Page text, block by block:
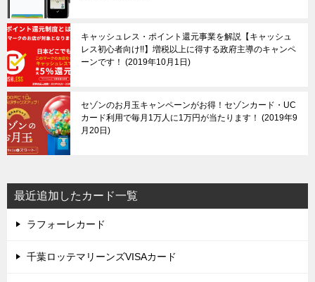
キャッシュレス・ポイント還元事業を解説【キャッシュ
レス初心者向け!!】増税以上に得する政府主導のキャンペ
ーンです！
2019年10月1日
セゾンのお月玉キャンペーンがお得！セゾンカード・UC
カード利用で毎月1万人に1万円が当たります！
2019年9
月20日
最近追加したカード一覧
ラフォーレカード
千葉ロッテマリーンズVISAカード